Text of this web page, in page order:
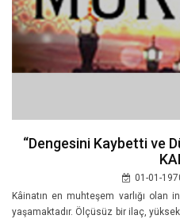
“Dengesini Kaybetti ve
01-01-
Kâinatın en muhteşem varlığı
yaşamaktadır. Ölçüsüz bir ilaç,